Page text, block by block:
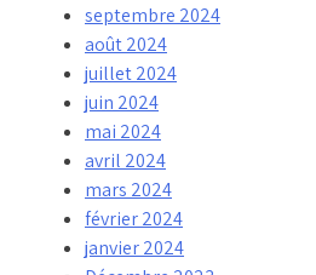
septembre 2024
août 2024
juillet 2024
juin 2024
mai 2024
avril 2024
mars 2024
février 2024
janvier 2024